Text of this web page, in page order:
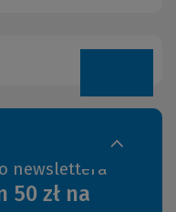
newslettera
50 zł na